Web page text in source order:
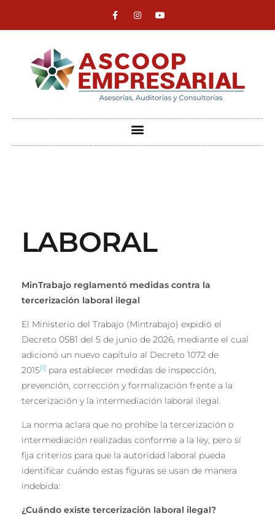
LABORAL
MinTrabajo reglamentó medidas contra la
tercerización laboral ilegal
El Ministerio del Trabajo (Mintrabajo) expidió el
Decreto 0581 del 5 de junio de 2026, mediante el cual
adicionó un nuevo capítulo al Decreto 1072 de
2015[1] para establecer medidas de inspección,
prevención, corrección y formalización frente a la
tercerización y la intermediación laboral ilegal.
La norma aclara que no prohíbe la tercerización o
intermediación realizadas conforme a la ley, pero sí
fija criterios para que la autoridad laboral pueda
identificar cuándo estas figuras se usan de manera
indebida:
¿Cuándo existe tercerización laboral ilegal?